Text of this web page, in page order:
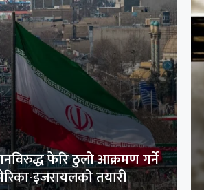
फेरि ठुलो आक्रमण गर्ने
इजरायलको तयारी